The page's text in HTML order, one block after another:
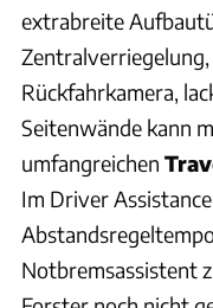
extrabreite
Rückfahrkamera,
Seitenwände kann
umfangreichen
Im Driver
Notbremsassistent